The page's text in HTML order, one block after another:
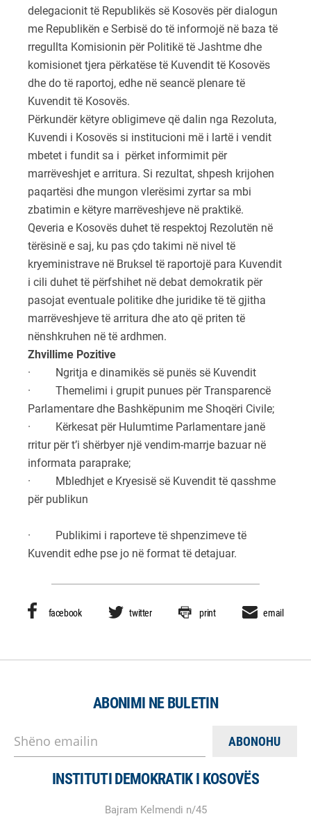
delegacionit të Republikës së Kosovës për dialogun
me Republikën e Serbisë do të informojë në baza të
rregullta Komisionin për Politikë të Jashtme dhe
komisionet tjera përkatëse të Kuvendit të Kosovës
dhe do të raportoj, edhe në seancë plenare të
Kuvendit të Kosovës.
Përkundër këtyre obligimeve që dalin nga Rezoluta,
Kuvendi i Kosovës si institucioni më i lartë i vendit
mbetet i fundit sa i përket informimit për
marrëveshjet e arritura. Si rezultat, shpesh krijohen
paqartësi dhe mungon vlerësimi zyrtar sa mbi
zbatimin e këtyre marrëveshjeve në praktikë.
Qeveria e Kosovës duhet të respektoj Rezolutën në
tërësinë e saj, ku pas çdo takimi në nivel të
kryeministrave në Bruksel të raportojë para Kuvendit
i cili duhet të përfshihet në debat demokratik për
pasojat eventuale politike dhe juridike të të gjitha
marrëveshjeve të arritura dhe ato që priten të
nënshkruhen në të ardhmen.
Zhvillime Pozitive
· Ngritja e dinamikës së punës së Kuvendit
· Themelimi i grupit punues për Transparencë
Parlamentare dhe Bashkëpunim me Shoqëri Civile;
· Kërkesat për Hulumtime Parlamentare janë
rritur për t’i shërbyer një vendim-marrje bazuar në
informata paraprake;
· Mbledhjet e Kryesisë së Kuvendit të qasshme
për publikun
· Publikimi i raporteve të shpenzimeve të
Kuvendit edhe pse jo në format të detajuar.
facebook twitter print email
ABONIMI NE BULETIN
Shëno emailin
INSTITUTI DEMOKRATIK I KOSOVËS
Bajram Kelmendi n/45